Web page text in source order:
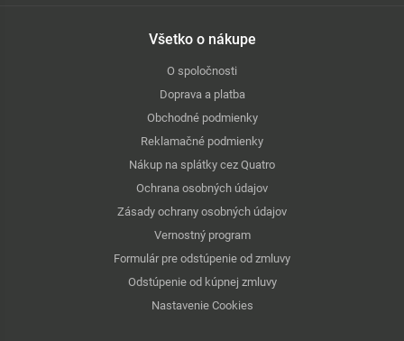
Všetko o nákupe
O spoločnosti
Doprava a platba
Obchodné podmienky
Reklamačné podmienky
Nákup na splátky cez Quatro
Ochrana osobných údajov
Zásady ochrany osobných údajov
Vernostný program
Formulár pre odstúpenie od zmluvy
Odstúpenie od kúpnej zmluvy
Nastavenie Cookies